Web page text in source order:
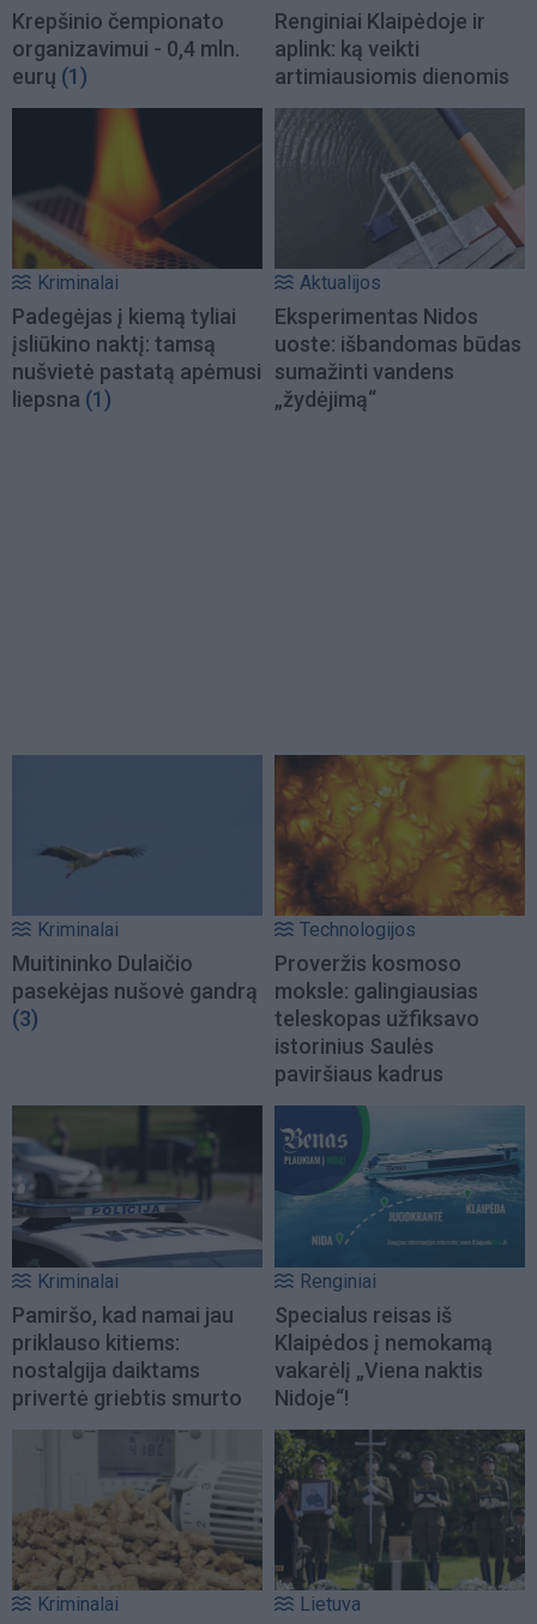
Krepšinio čempionato
organizavimui - 0,4 mln.
eurų (1)
Renginiai Klaipėdoje ir
aplink: ką veikti
artimiausiomis dienomis
Kriminalai
Padegėjas į kiemą tyliai
įsliūkino naktį: tamsą
nušvietė pastatą apėmusi
liepsna (1)
Aktualijos
Eksperimentas Nidos
uoste: išbandomas būdas
sumažinti vandens
„žydėjimą“
Kriminalai
Muitininko Dulaičio
pasekėjas nušovė gandrą
(3)
Technologijos
Proveržis kosmoso
moksle: galingiausias
teleskopas užfiksavo
istorinius Saulės
paviršiaus kadrus
Kriminalai
Pamiršo, kad namai jau
priklauso kitiems:
nostalgija daiktams
privertė griebtis smurto
Renginiai
Specialus reisas iš
Klaipėdos į nemokamą
vakarėlį „Viena naktis
Nidoje“!
Kriminalai Lietuva